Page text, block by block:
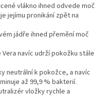
vlákno ihned odvede moč
jejímu pronikání zpět na
jádře ihned přemění moč
navíc udrží pokožku stále
neutrální k pokožce, a navíc
až 99,9 % bakterií.
vložky rychle a